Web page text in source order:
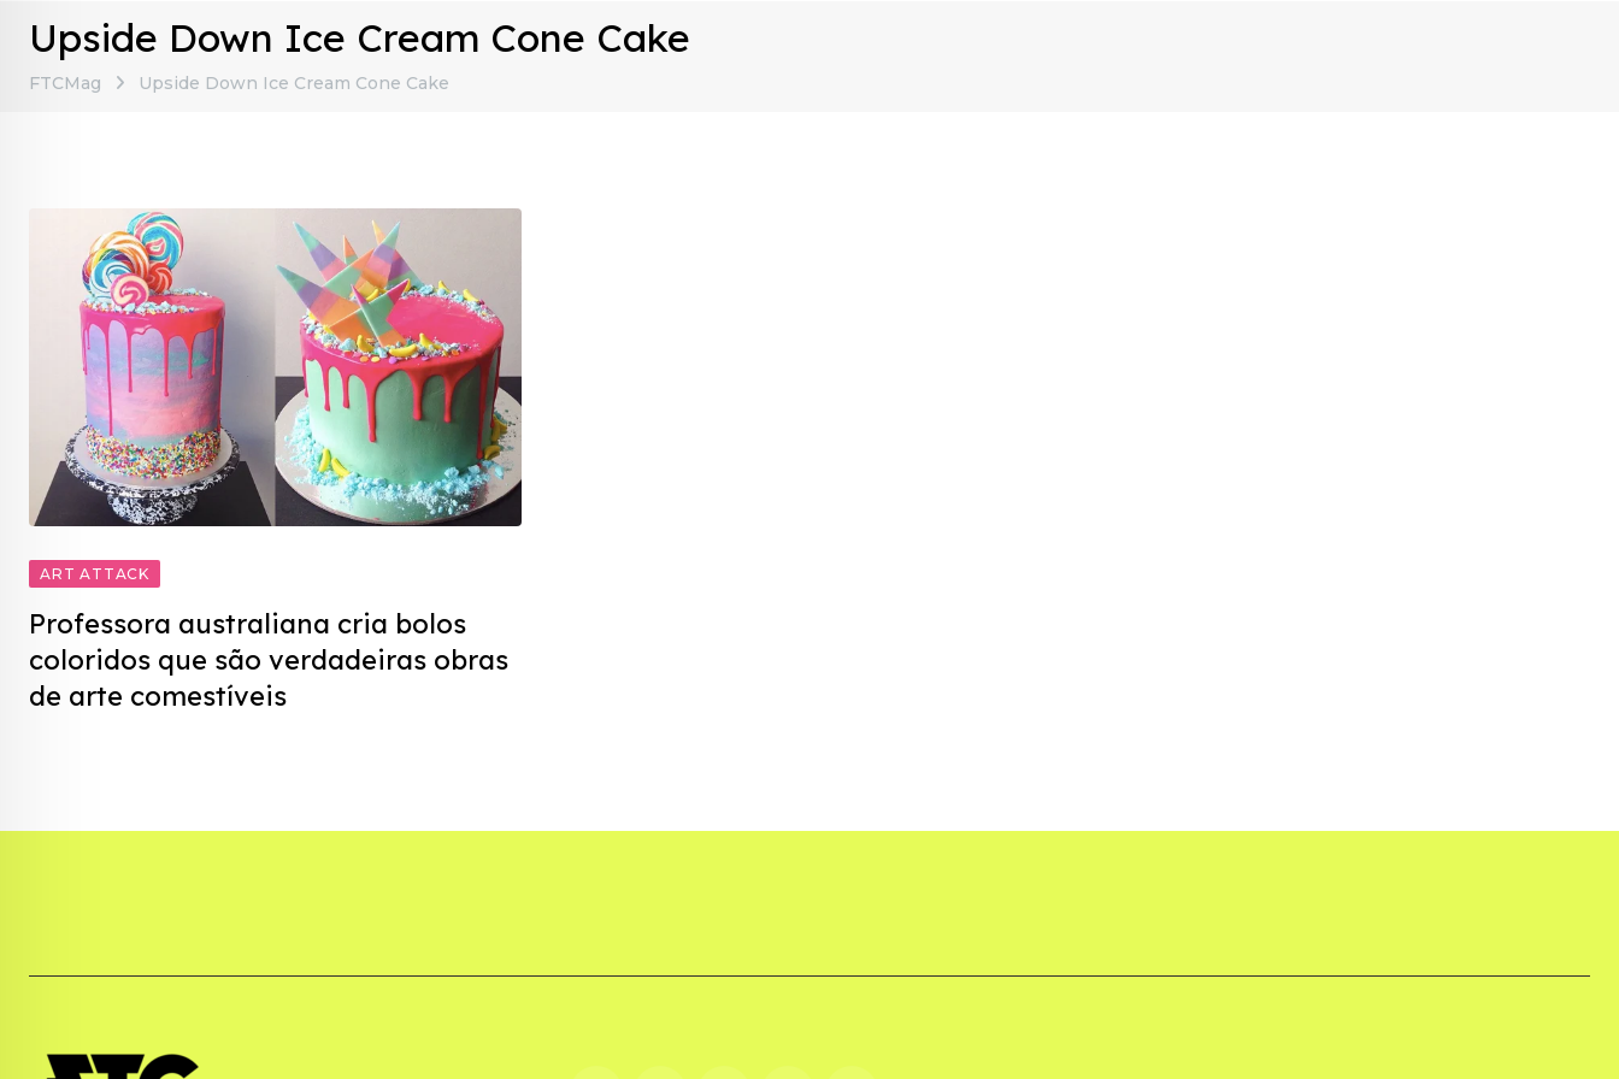
Upside Down Ice Cream Cone Cake
FTCMag Upside Down Ice Cream Cone Cake
ART ATTACK
Professora australiana cria bolos
coloridos que são verdadeiras obras
de arte comestíveis